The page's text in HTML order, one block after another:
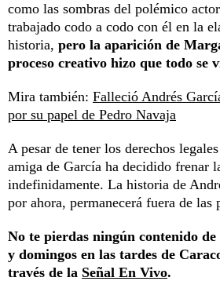
como las sombras del polémico
trabajado codo a codo con él en la
historia, pero la aparición de
proceso creativo hizo que todo se
Mira también: Falleció Andrés
por su papel de Pedro Navaja
A pesar de tener los derechos
amiga de García ha decidido frenar
indefinidamente. La historia de
por ahora, permanecerá fuera de las
No te pierdas ningún contenido de
y domingos en las tardes de
través de la Señal En Vivo.